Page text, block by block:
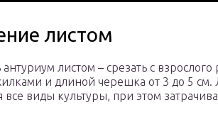
листом
листом – срезать с
и длиной черешка от 3 до 5 см.
все виды культуры, при этом